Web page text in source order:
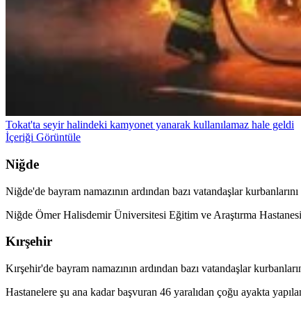
Tokat'ta seyir halindeki kamyonet yanarak kullanılamaz hale geldi
İçeriği Görüntüle
Niğde
Niğde'de bayram namazının ardından bazı vatandaşlar
Niğde Ömer Halisdemir Üniversitesi Eğitim ve Araştırma
Kırşehir
Kırşehir'de bayram namazının ardından bazı vatandaşlar
Hastanelere şu ana kadar başvuran 46 yaralıdan çoğu ayakta